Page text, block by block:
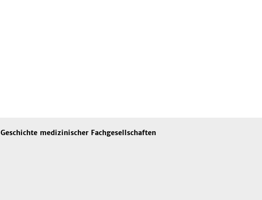
Geschichte medizinischer Fachgesellschaften